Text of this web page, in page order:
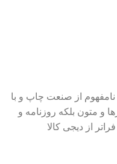
از صنعت چاپ و با
و متون بلکه روزنامه و
از دیجی کالا